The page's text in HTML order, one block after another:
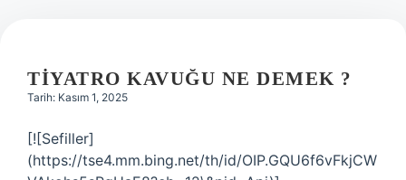
Hakkımızda
TIYATRO KAVUĞU NE DEMEK ?
Tarih: Kasım 1, 2025
[![Sefiller]
(https://tse4.mm.bing.net/th/id/OIP.GQU6f6vFkjCW